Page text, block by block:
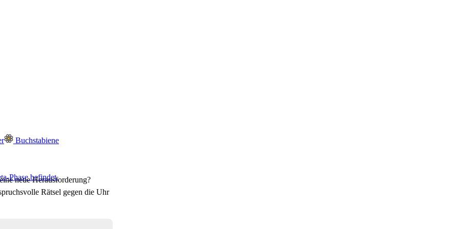
Phase befindet.
Buchstabiene
neue Herausforderung?
Rätsel gegen die Uhr